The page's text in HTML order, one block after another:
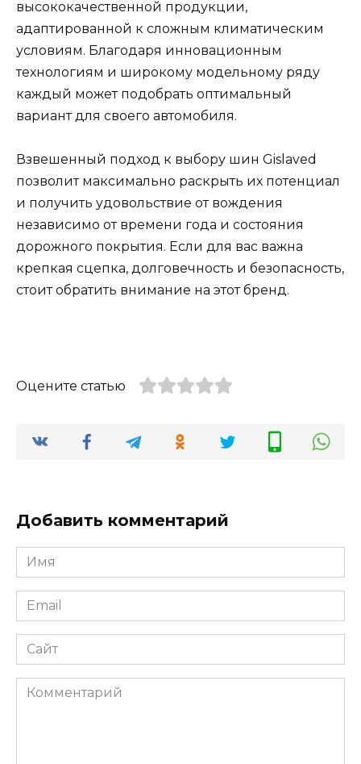
высококачественной продукции,
адаптированной к сложным климатическим
условиям. Благодаря инновационным
технологиям и широкому модельному ряду
каждый может подобрать оптимальный
вариант для своего автомобиля.
Взвешенный подход к выбору шин Gislaved
позволит максимально раскрыть их потенциал
и получить удовольствие от вождения
независимо от времени года и состояния
дорожного покрытия. Если для вас важна
крепкая сцепка, долговечность и безопасность,
стоит обратить внимание на этот бренд.
Оцените статью
Добавить комментарий
Имя
*
Email
*
Сайт
Комментарий